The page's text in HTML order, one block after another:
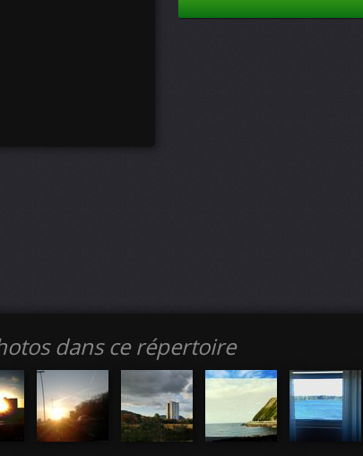
dans ce répertoire